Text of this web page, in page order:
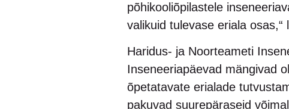
põhikooliõpilastele
valikuid tulevase eriala
Haridus- ja Noorteameti
Inseneeriapäevad mängivad
õpetatavate erialade
pakuvad suurepäraseid